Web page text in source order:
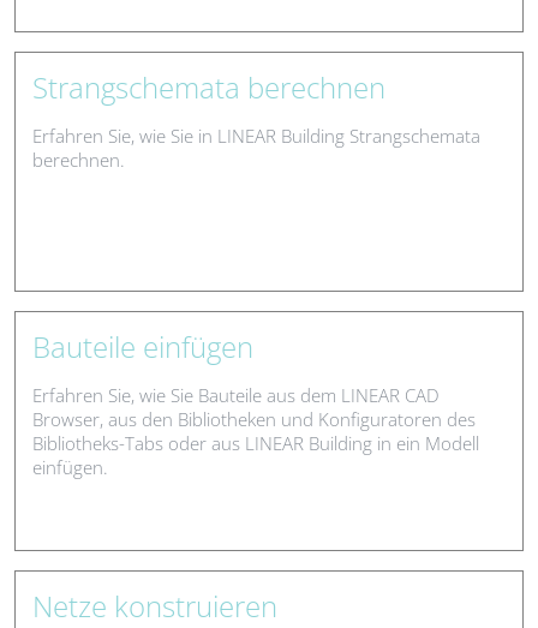
Strangschemata berechnen
Erfahren Sie, wie Sie in LINEAR Building Strangschemata
berechnen.
Bauteile einfügen
Erfahren Sie, wie Sie Bauteile aus dem LINEAR CAD
Browser, aus den Bibliotheken und Konfiguratoren des
Bibliotheks-Tabs oder aus LINEAR Building in ein Modell
einfügen.
Netze konstruieren